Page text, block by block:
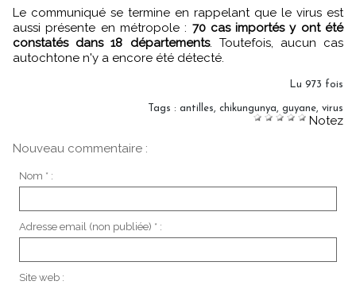
Le communiqué se termine en rappelant que le virus est
aussi présente en métropole : 70 cas importés y ont été
constatés dans 18 départements. Toutefois, aucun cas
autochtone n'y a encore été détecté.
Lu 973 fois
Tags : antilles chikungunya guyane virus
Notez
Nouveau commentaire :
Nom * :
Adresse email (non publiée) * :
Site web :